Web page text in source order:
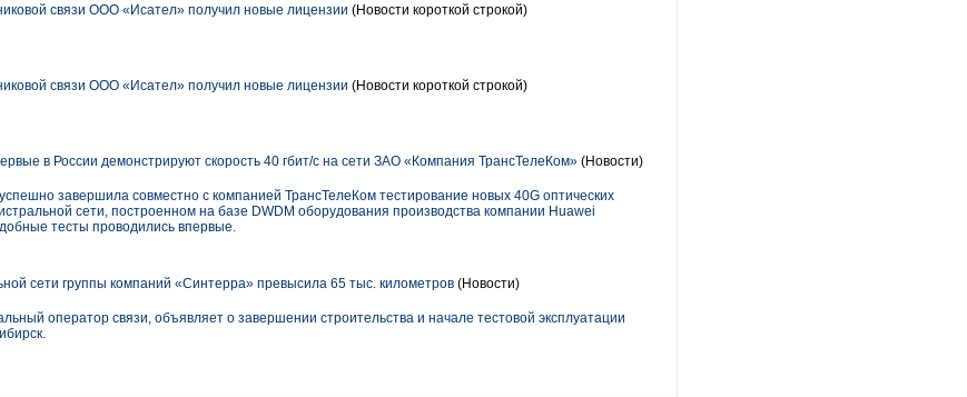
связи ООО «Исател» получил новые лицензии (Новости короткой строкой)
связи ООО «Исател» получил новые лицензии (Новости короткой строкой)
в России демонстрируют скорость 40 гбит/с на сети ЗАО «Компания ТрансТелеКом» (Новости)
завершила совместно с компанией ТрансТелеКом тестирование новых 40G оптических
сети, построенном на базе DWDM оборудования производства компании Huawei
тесты проводились впервые.
сети группы компаний «Синтерра» превысила 65 тыс. километров (Новости)
оператор связи, объявляет о завершении строительства и начале тестовой эксплуатации